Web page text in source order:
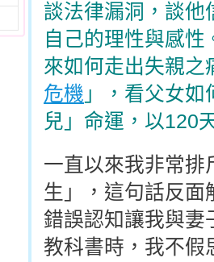
談法律漏洞，談他
自己的理性與感
來如何走出失親之
危機 」，看父女
兒」命運，以120
一直以來我非常排
生」，這句話反面
錯誤認知讓我與妻
教科書時，我不假